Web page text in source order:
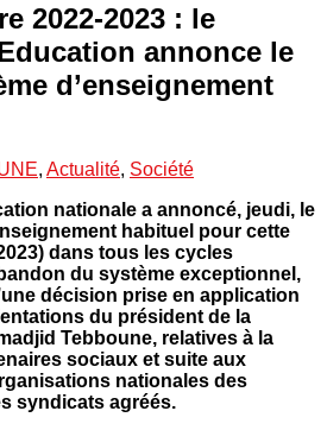
2022-2023 : le
annonce le
d’enseignement
, Actualité, Société
nationale a annoncé, jeudi, le
habituel pour cette
dans tous les cycles
du système exceptionnel,
décision prise en application
du président de la
Tebboune, relatives à la
sociaux et suite aux
nationales des
syndicats agréés.